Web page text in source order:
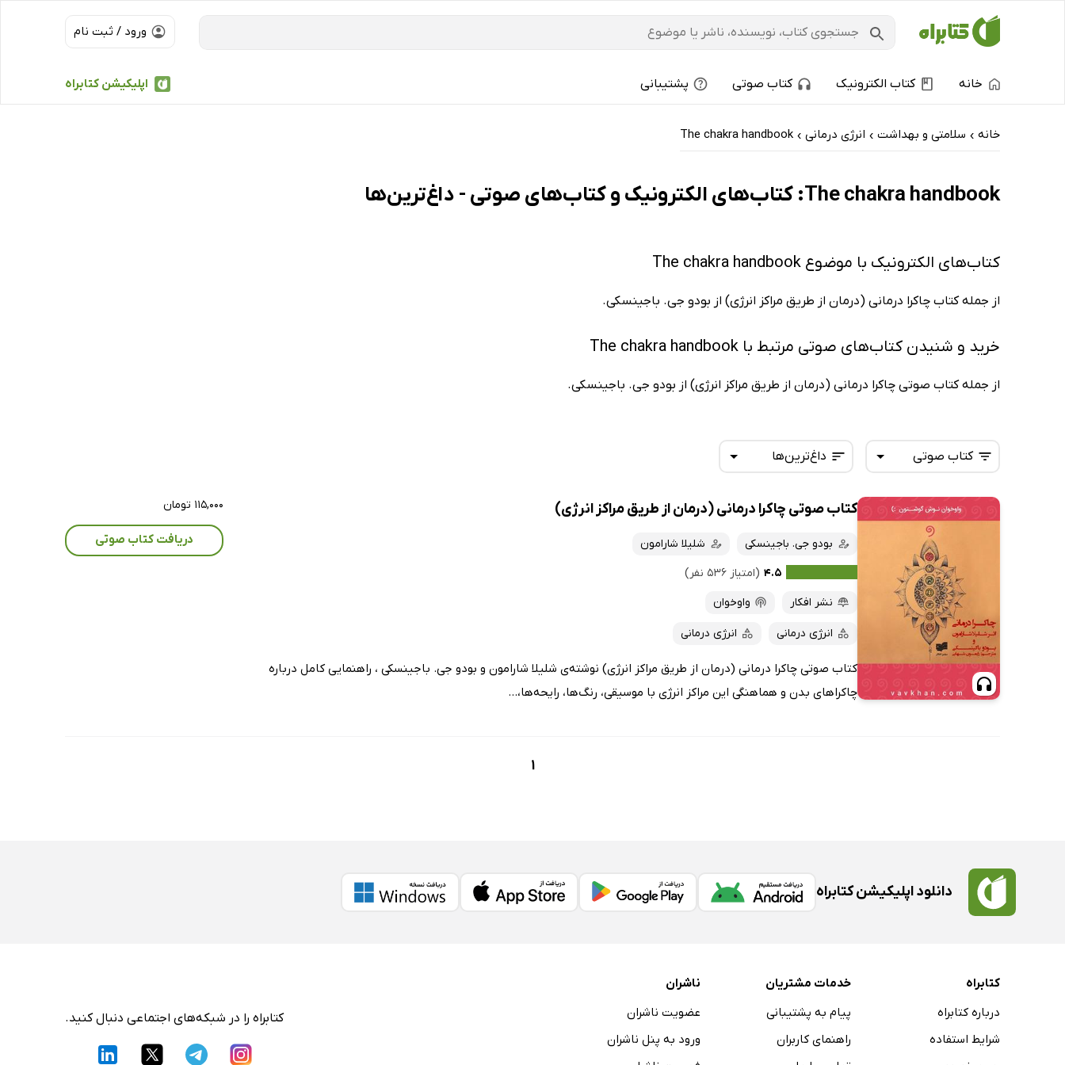
ورود / ثبت نام
اپلیکیشن کتابراه خانه کتاب الکترونیک کتاب صوتی پشتیبانی
خانه › سلامتی و بهداشت › انرژی درمانی ›
The chakra handbook
The chakra handbook: کتاب‌های الکترونیک و کتاب‌های صوتی - داغ‌ترین‌ها
کتاب‌های الکترونیک با موضوع The chakra handbook
از جمله کتاب چاکرا درمانی (درمان از طریق مراکز انرژی) از بودو جی. باجینسکی.
خرید و شنیدن کتاب‌های صوتی مرتبط با The chakra handbook
از جمله کتاب صوتی چاکرا درمانی (درمان از طریق مراکز انرژی) از بودو جی. باجینسکی.
داغ‌ترین‌ها
تازه‌ها
داغ‌ترین‌ها
پربحث‌ها
ارزان ترین‌ها
کتاب صوتی
همه کتاب‌ها
کتاب‌های صوتی
کتاب‌های متنی
کتاب صوتی چاکرا درمانی (درمان از طریق مراکز انرژی)
بودو جی. باجینسکی
شلیلا شارامون
۴.۵ (امتیاز ۵۳۶ نفر)
نشر افکار
واوخوان
انرژی درمانی انرژی درمانی
کتاب صوتی چاکرا درمانی (درمان از طریق مراکز انرژی) نوشته‌ی شلیلا شارامون و بودو جی. باجینسکی ، راهنمایی کامل درباره
چاکراهای بدن و هماهنگی این مراکز انرژی با موسیقی، رنگ‌ها، رایحه‌ها،...
۱۱۵,۰۰۰ تومان
دریافت کتاب صوتی
1
دانلود اپلیکیشن کتابراه
کتابراه
درباره کتابراه
شرایط استفاده
خدمات مشتریان
پیام به پشتیبانی
راهنمای کاربران
ناشران
عضویت ناشران
ورود به پنل ناشران
کتابراه را در شبکه‌های اجتماعی دنبال کنید.